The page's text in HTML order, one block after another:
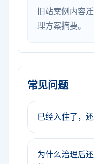
旧站案例内容
理方案摘要。
常见问题
已经入住了，
为什么治理后